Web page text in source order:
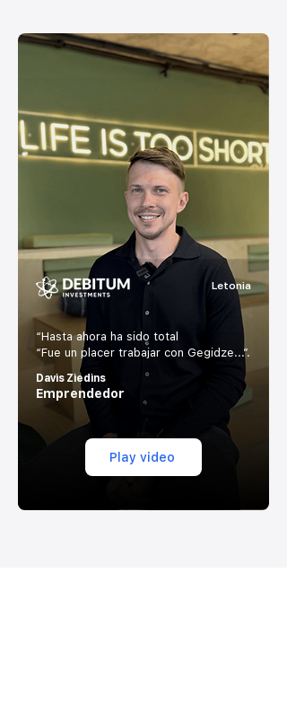
Play video
Letonia
Davis Ziedins
“Hasta ahora ha sido total
“Fue un placer trabajar con Gegidze...”.
Emprendedor